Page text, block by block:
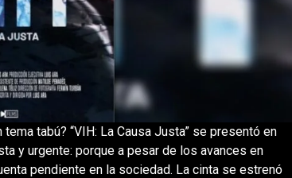
tabú? “VIH: La Causa Justa” se presentó en
y urgente: porque a pesar de los avances en
pendiente en la sociedad. La cinta se estrenó